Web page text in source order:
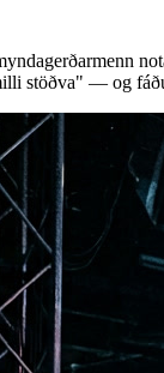
stöðva" — og